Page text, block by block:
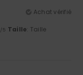
Achat vérifié
/5 Taille: Taille